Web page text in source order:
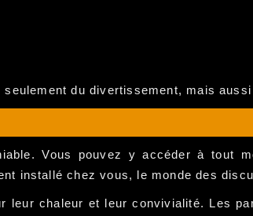
du divertissement, mais
Vous pouvez y accéder à tout
installé chez vous, le monde des
leur chaleur et leur convivialité. Les